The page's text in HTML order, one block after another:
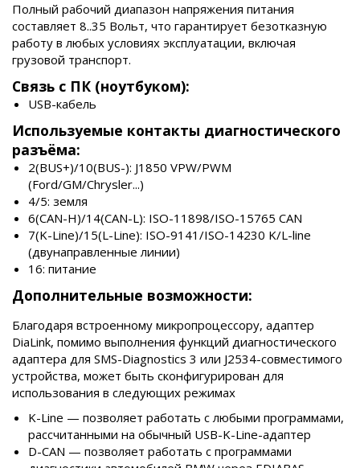
Полный рабочий диапазон напряжения питания
составляет 8..35 Вольт, что гарантирует безотказную
работу в любых условиях эксплуатации, включая
грузовой транспорт.
Связь с ПК (ноутбуком):
USB-кабель
Используемые контакты диагностического
разъёма:
2(BUS+)/10(BUS-): J1850 VPW/PWM
(Ford/GM/Chrysler...)
4/5: земля
6(CAN-H)/14(CAN-L): ISO-11898/ISO-15765 CAN
7(K-Line)/15(L-Line): ISO-9141/ISO-14230 K/L-line
(двунаправленные линии)
16: питание
Дополнительные возможности:
Благодаря встроенному микропроцессору, адаптер
DiaLink, помимо выполнения функций диагностического
адаптера для SMS-Diagnostics 3 или J2534-совместимого
устройства, может быть сконфигурирован для
использования в следующих режимах
K-Line — позволяет работать с любыми программами,
рассчитанными на обычный USB-K-Line-адаптер
D-CAN — позволяет работать с программами